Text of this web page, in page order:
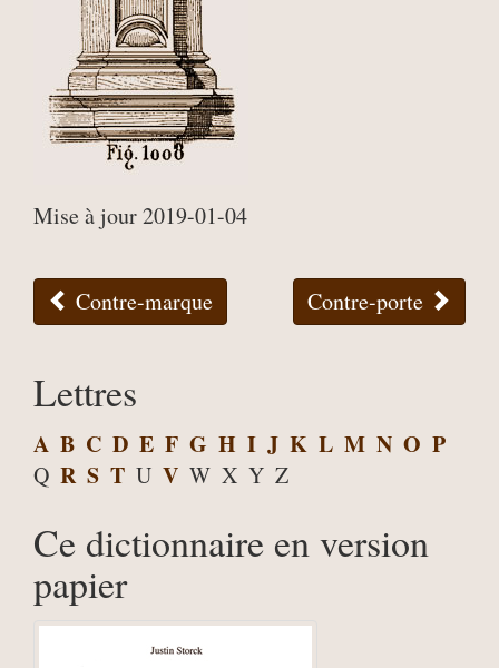
Mise à jour 2019-01-04
Contre-marque Contre-porte
Lettres
A B C D E F G H I J K L M N O P
Q R S T U V W X Y Z
Ce dictionnaire en version
papier